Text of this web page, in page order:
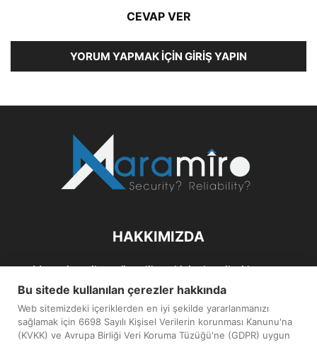
CEVAP VER
YORUM YAPMAK İÇIN GIRIŞ YAPIN
HAKKIMIZDA
Maramiro; siber güvenlik ve kişisel verileri koruma
alanlarıın sağlıklı büyümelerine odaklanarak bu sektörlerle
ilgili güncel haber ve analizler hazırlayıp yayınlayan bir
haber sitesidir.
İletişim:maramiro@sentezmedya.com.tr
Bu sitede kullanılan çerezler hakkında
Web sitemizdeki içeriklerden en iyi şekilde yararlanmanızı
sağlamak için 6698 Sayılı Kişisel Verilerin korunması Kanunu'na
(KVKK) ve Avrupa Birliği Veri Koruma Tüzüğü'ne (GDPR) uygun